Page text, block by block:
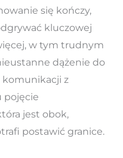
się kończy,
kluczowej
w tym trudnym
dążenie do
komunikacji z
pojęcie
jest obok,
postawić granice.